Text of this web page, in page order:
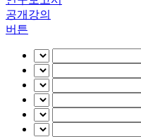
공개강의
버튼